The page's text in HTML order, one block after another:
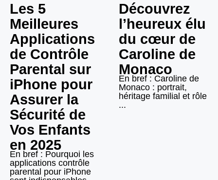
Les 5
Meilleures
Applications
de Contrôle
Parental sur
iPhone pour
Assurer la
Sécurité de
Vos Enfants
en 2025
En bref : Pourquoi les
applications contrôle
parental pour iPhone
Découvrez
l’heureux élu
du cœur de
Caroline de
Monaco
En bref : Caroline de
Monaco : portrait,
héritage familial et rôle
...